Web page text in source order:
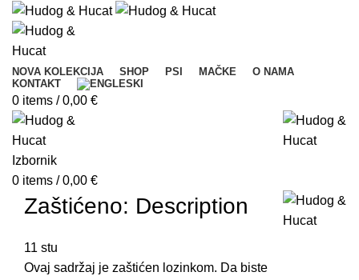
NOVA KOLEKCIJA SHOP PSI MAČKE
O NAMA
KONTAKT
0 items / 0,00 €
Izbornik
0 items / 0,00 €
Zaštićeno: Description
11 stu
Ovaj sadržaj je zaštićen lozinkom. Da biste